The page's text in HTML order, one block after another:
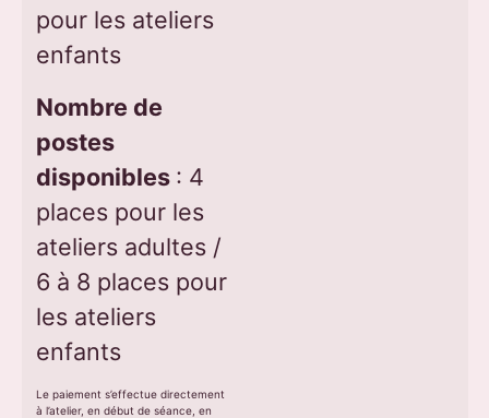
pour les ateliers
enfants
Nombre de
postes
disponibles : 4
places pour les
ateliers adultes /
6 à 8 places pour
les ateliers
enfants
Le paiement s’effectue directement
à l’atelier, en début de séance, en